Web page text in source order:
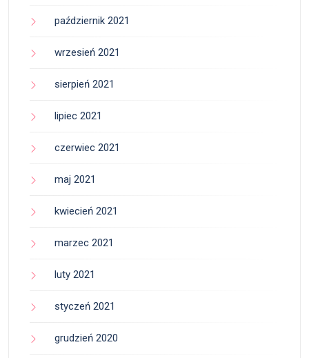
październik 2021
wrzesień 2021
sierpień 2021
lipiec 2021
czerwiec 2021
maj 2021
kwiecień 2021
marzec 2021
luty 2021
styczeń 2021
grudzień 2020